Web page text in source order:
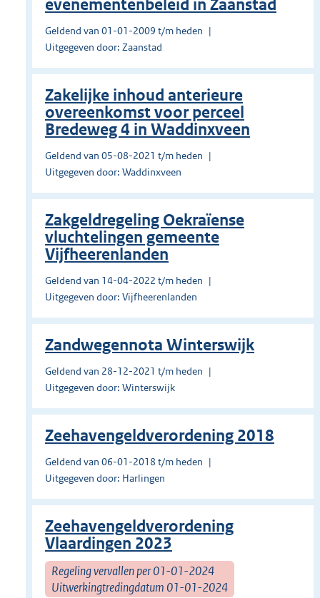
evenementenbeleid in Zaanstad
Geldend van 01-01-2009 t/m heden
Uitgegeven door: Zaanstad
Zakelijke inhoud anterieure
overeenkomst voor perceel
Bredeweg 4 in Waddinxveen
Geldend van 05-08-2021 t/m heden
Uitgegeven door: Waddinxveen
Zakgeldregeling Oekraïense
vluchtelingen gemeente
Vijfheerenlanden
Geldend van 14-04-2022 t/m heden
Uitgegeven door: Vijfheerenlanden
Zandwegennota Winterswijk
Geldend van 28-12-2021 t/m heden
Uitgegeven door: Winterswijk
Zeehavengeldverordening 2018
Geldend van 06-01-2018 t/m heden
Uitgegeven door: Harlingen
Zeehavengeldverordening
Vlaardingen 2023
Regeling vervallen per 01-01-2024
Uitwerkingtredingdatum 01-01-2024